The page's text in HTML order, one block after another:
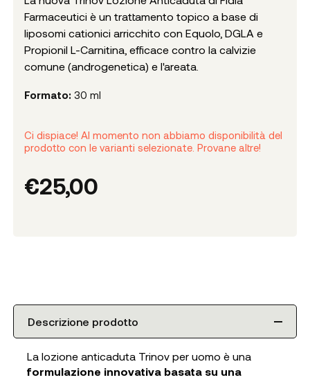
Farmaceutici è un trattamento topico a base di
liposomi cationici arricchito con Equolo, DGLA e
Propionil L-Carnitina, efficace contro la calvizie
comune (androgenetica) e l'areata.
Formato: 30 ml
Ci dispiace! Al momento non abbiamo disponibilità del
prodotto con le varianti selezionate. Provane altre!
€25,00
Descrizione prodotto
La lozione anticaduta Trinov per uomo è una
formulazione innovativa basata su una